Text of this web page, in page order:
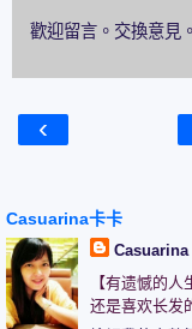
歡迎留言。交換意見
‹
Casuarina卡卡
Casuarina
【有遗憾的
还是喜欢长发